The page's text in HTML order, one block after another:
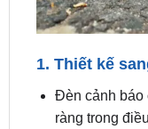
1. Thiết kế
ràng trong
dàng tìm thấy
nhiệt độ lốp xe.